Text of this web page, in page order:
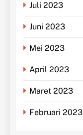
Juli 2023
Juni 2023
Mei 2023
April 2023
Maret 2023
Februari 2023